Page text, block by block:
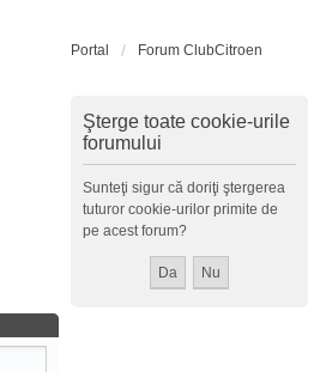
Portal Forum ClubCitroen
Şterge toate cookie-urile
forumului
Sunteţi sigur că doriţi ştergerea
tuturor cookie-urilor primite de
pe acest forum?